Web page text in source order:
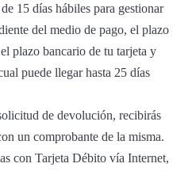
15 días hábiles para gestionar
del medio de pago, el plazo
plazo bancario de tu tarjeta y
puede llegar hasta 25 días
de devolución, recibirás
un comprobante de la misma.
con Tarjeta Débito vía Internet,